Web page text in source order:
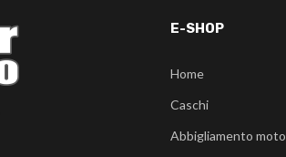
E-SHOP
Home
Caschi
Abbigliamento moto